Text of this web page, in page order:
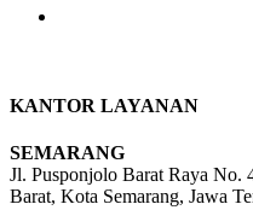
KANTOR LAYANAN
SEMARANG
Jl. Pusponjolo Barat Raya No.
Barat, Kota Semarang, Jawa